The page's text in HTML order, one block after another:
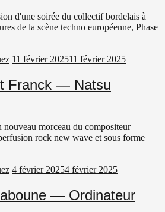
d'une soirée du collectif bordelais à
de la scène techno européenne, Phase
11 février 202511 février 2025
Franck — Natsu
morceau du compositeur
rock new wave et sous forme
4 février 20254 février 2025
— Ordinateur